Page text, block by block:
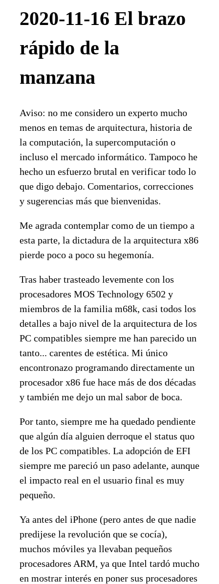
2020-11-16 El brazo
rápido de la
manzana
Aviso: no me considero un experto mucho
menos en temas de arquitectura, historia de
la computación, la supercomputación o
incluso el mercado informático. Tampoco he
hecho un esfuerzo brutal en verificar todo lo
que digo debajo. Comentarios, correcciones
y sugerencias más que bienvenidas.
Me agrada contemplar como de un tiempo a
esta parte, la dictadura de la arquitectura x86
pierde poco a poco su hegemonía.
Tras haber trasteado levemente con los
procesadores MOS Technology 6502 y
miembros de la familia m68k, casi todos los
detalles a bajo nivel de la arquitectura de los
PC compatibles siempre me han parecido un
tanto... carentes de estética. Mi único
encontronazo programando directamente un
procesador x86 fue hace más de dos décadas
y también me dejo un mal sabor de boca.
Por tanto, siempre me ha quedado pendiente
que algún día alguien derroque el status quo
de los PC compatibles. La adopción de EFI
siempre me pareció un paso adelante, aunque
el impacto real en el usuario final es muy
pequeño.
Ya antes del iPhone (pero antes de que nadie
predijese la revolución que se cocía),
muchos móviles ya llevaban pequeños
procesadores ARM, ya que Intel tardó mucho
en mostrar interés en poner sus procesadores